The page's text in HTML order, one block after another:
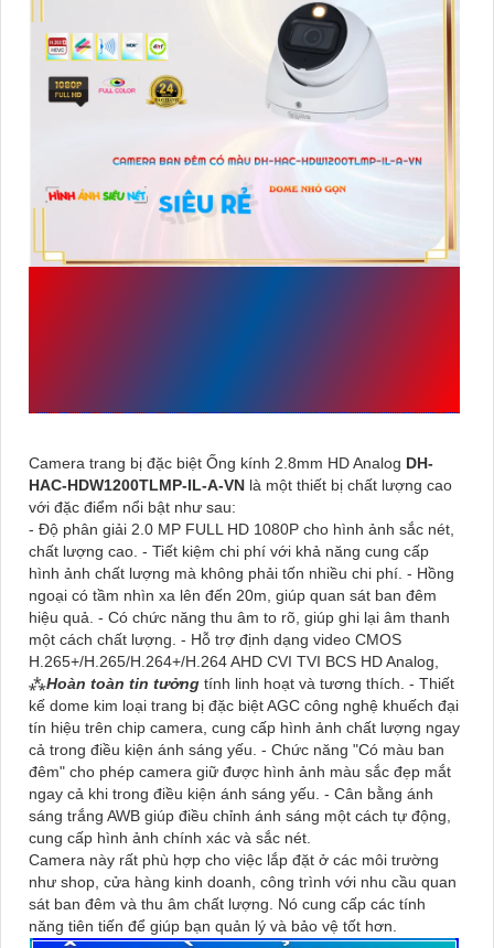
Camera trang bị đặc biệt Ống kính 2.8mm HD Analog DH-
HAC-HDW1200TLMP-IL-A-VN là một thiết bị chất lượng cao
với đặc điểm nổi bật như sau:
- Độ phân giải 2.0 MP FULL HD 1080P cho hình ảnh sắc nét,
chất lượng cao. - Tiết kiệm chi phí với khả năng cung cấp
hình ảnh chất lượng mà không phải tốn nhiều chi phí. - Hồng
ngoại có tầm nhìn xa lên đến 20m, giúp quan sát ban đêm
hiệu quả. - Có chức năng thu âm to rõ, giúp ghi lại âm thanh
một cách chất lượng. - Hỗ trợ định dạng video CMOS
H.265+/H.265/H.264+/H.264 AHD CVI TVI BCS HD Analog,
⁂Hoàn toàn tin tưởng tính linh hoạt và tương thích. - Thiết
kế dome kim loại trang bị đặc biệt AGC công nghệ khuếch đại
tín hiệu trên chip camera, cung cấp hình ảnh chất lượng ngay
cả trong điều kiện ánh sáng yếu. - Chức năng "Có màu ban
đêm" cho phép camera giữ được hình ảnh màu sắc đẹp mắt
ngay cả khi trong điều kiện ánh sáng yếu. - Cân bằng ánh
sáng trắng AWB giúp điều chỉnh ánh sáng một cách tự động,
cung cấp hình ảnh chính xác và sắc nét.
Camera này rất phù hợp cho việc lắp đặt ở các môi trường
như shop, cửa hàng kinh doanh, công trình với nhu cầu quan
sát ban đêm và thu âm chất lượng. Nó cung cấp các tính
năng tiên tiến để giúp bạn quản lý và bảo vệ tốt hơn.